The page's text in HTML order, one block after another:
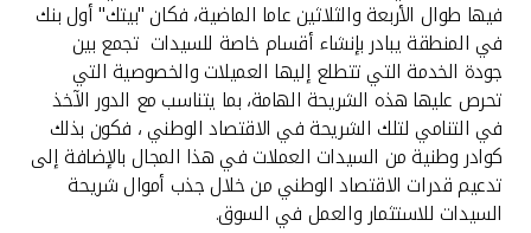
فيها طوال الأربعة والثلاثين عاما الماضية، فكان "بيتك" أول بنك
في المنطقة يبادر بإنشاء أقسام خاصة للسيدات تجمع بين
جودة الخدمة التي تتطلع إليها العميلات والخصوصية التي
تحرص عليها هذه الشريحة الهامة، بما يتناسب مع الدور الآخذ
في التنامي لتلك الشريحة في الاقتصاد الوطني ، فكون بذلك
كوادر وطنية من السيدات العملات في هذا المجال بالإضافة إلى
تدعيم قدرات الاقتصاد الوطني من خلال جذب أموال شريحة
السيدات للاستثمار والعمل في السوق.